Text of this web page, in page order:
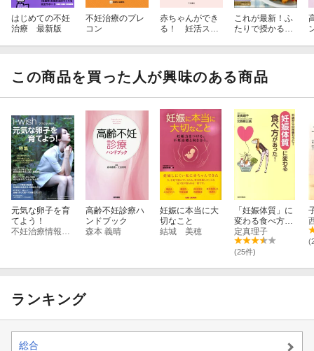
はじめての不妊
治療 最新版
不妊治療のプレ
コン
赤ちゃんができ
る！ 妊活スト
これが最新！ふ
たりで授かる体
この商品を買った人が興味のある商品
元気な卵子を育
てよう！
不妊治療情報センター
高齢不妊診療ハ
ンドブック
森本 義晴
妊娠に本当に大
切なこと
結城 美穂
「妊娠体質」に
変わる食べ方が
あった！
定真理子
(25件)
ランキング
総合